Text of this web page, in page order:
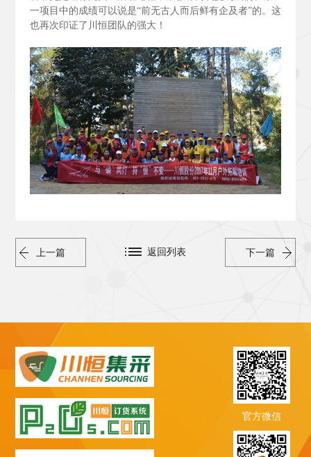
一项目中的成绩可以说是“前无古人而后鲜有企及者”的。这
也再次印证了川恒团队的强大！
上一篇 下一篇
返回列表
官方微信